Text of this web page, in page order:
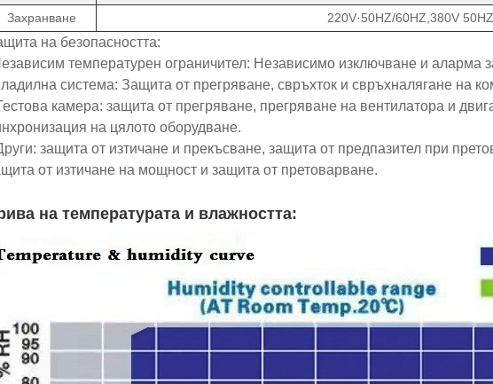
Захранване
220V·50HZ/60HZ,380V
на безопасността:
температурен ограничител: Независимо изключване и аларма
система: Защита от прегряване, свръхток и свръхналягане на
камера: защита от прегряване, прегряване на вентилатора и
на цялото оборудване.
защита от изтичане и прекъсване, защита от предпазител при
от изтичане на мощност и защита от претоварване.
на температурата и влажността: